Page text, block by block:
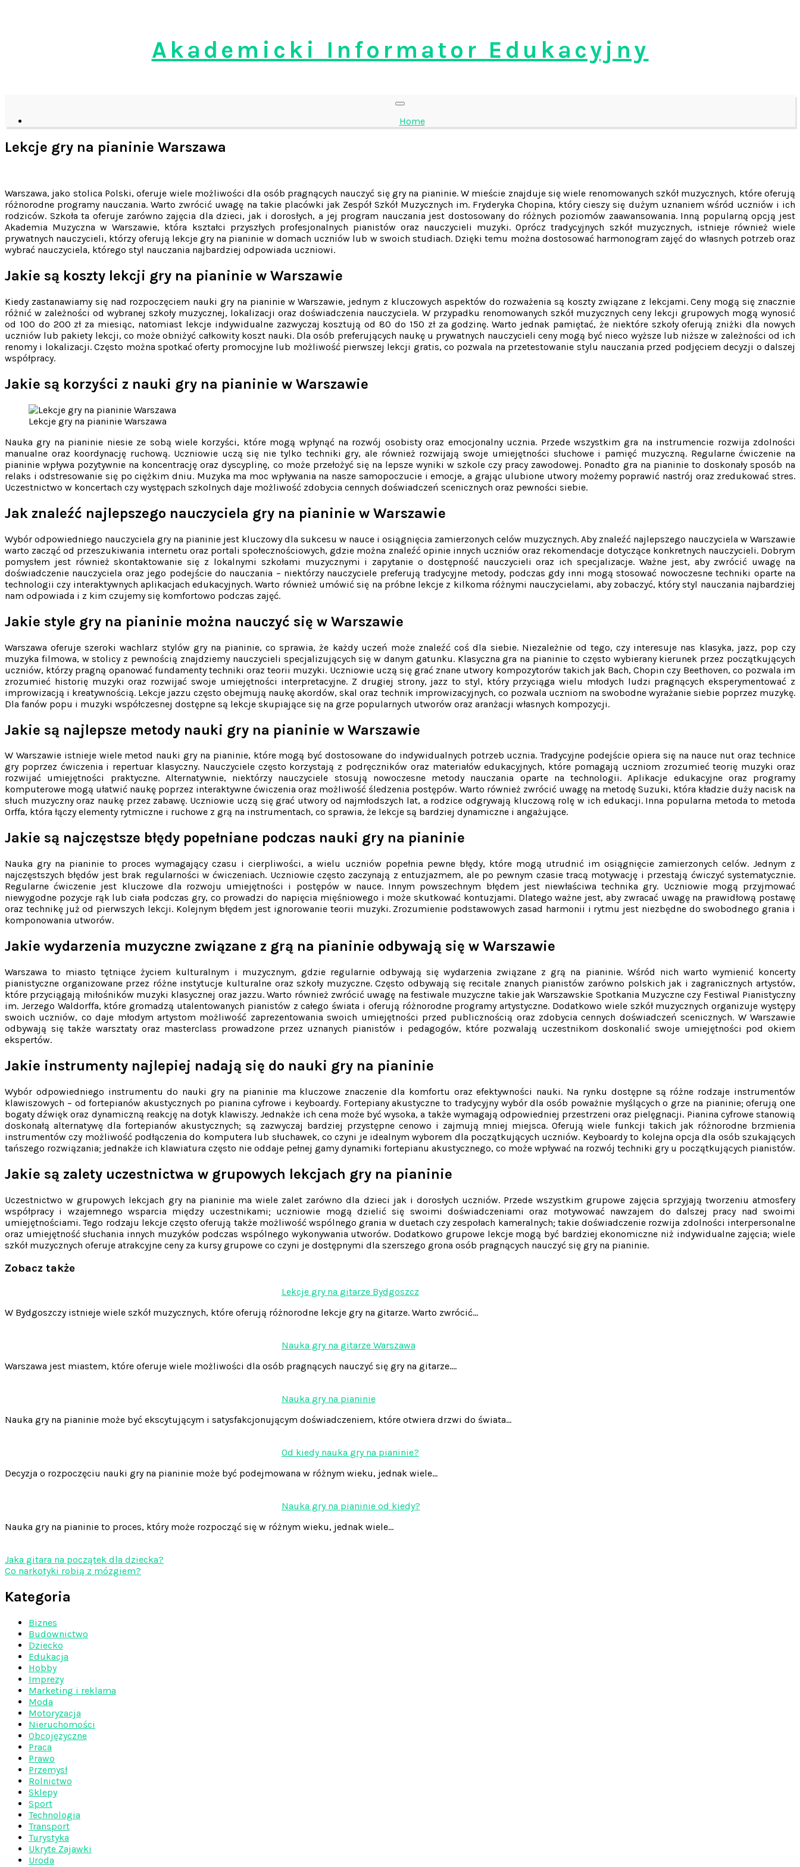
Akademicki Informator Edukacyjny
Home
Lekcje gry na pianinie Warszawa
Warszawa, jako stolica Polski, oferuje wiele możliwości dla osób pragnących nauczyć się gry na pianinie. W mieście znajduje się wiele renomowanych szkół muzycznych, które oferują
różnorodne programy nauczania. Warto zwrócić uwagę na takie placówki jak Zespół Szkół Muzycznych im. Fryderyka Chopina, który cieszy się dużym uznaniem wśród uczniów i ich
rodziców. Szkoła ta oferuje zarówno zajęcia dla dzieci, jak i dorosłych, a jej program nauczania jest dostosowany do różnych poziomów zaawansowania. Inną popularną opcją jest
Akademia Muzyczna w Warszawie, która kształci przyszłych profesjonalnych pianistów oraz nauczycieli muzyki. Oprócz tradycyjnych szkół muzycznych, istnieje również wiele
prywatnych nauczycieli, którzy oferują lekcje gry na pianinie w domach uczniów lub w swoich studiach. Dzięki temu można dostosować harmonogram zajęć do własnych potrzeb oraz
wybrać nauczyciela, którego styl nauczania najbardziej odpowiada uczniowi.
Jakie są koszty lekcji gry na pianinie w Warszawie
Kiedy zastanawiamy się nad rozpoczęciem nauki gry na pianinie w Warszawie, jednym z kluczowych aspektów do rozważenia są koszty związane z lekcjami. Ceny mogą się znacznie
różnić w zależności od wybranej szkoły muzycznej, lokalizacji oraz doświadczenia nauczyciela. W przypadku renomowanych szkół muzycznych ceny lekcji grupowych mogą wynosić
od 100 do 200 zł za miesiąc, natomiast lekcje indywidualne zazwyczaj kosztują od 80 do 150 zł za godzinę. Warto jednak pamiętać, że niektóre szkoły oferują zniżki dla nowych
uczniów lub pakiety lekcji, co może obniżyć całkowity koszt nauki. Dla osób preferujących naukę u prywatnych nauczycieli ceny mogą być nieco wyższe lub niższe w zależności od ich
renomy i lokalizacji. Często można spotkać oferty promocyjne lub możliwość pierwszej lekcji gratis, co pozwala na przetestowanie stylu nauczania przed podjęciem decyzji o dalszej
współpracy.
Jakie są korzyści z nauki gry na pianinie w Warszawie
Lekcje gry na pianinie Warszawa
Nauka gry na pianinie niesie ze sobą wiele korzyści, które mogą wpłynąć na rozwój osobisty oraz emocjonalny ucznia. Przede wszystkim gra na instrumencie rozwija zdolności
manualne oraz koordynację ruchową. Uczniowie uczą się nie tylko techniki gry, ale również rozwijają swoje umiejętności słuchowe i pamięć muzyczną. Regularne ćwiczenie na
pianinie wpływa pozytywnie na koncentrację oraz dyscyplinę, co może przełożyć się na lepsze wyniki w szkole czy pracy zawodowej. Ponadto gra na pianinie to doskonały sposób na
relaks i odstresowanie się po ciężkim dniu. Muzyka ma moc wpływania na nasze samopoczucie i emocje, a grając ulubione utwory możemy poprawić nastrój oraz zredukować stres.
Uczestnictwo w koncertach czy występach szkolnych daje możliwość zdobycia cennych doświadczeń scenicznych oraz pewności siebie.
Jak znaleźć najlepszego nauczyciela gry na pianinie w Warszawie
Wybór odpowiedniego nauczyciela gry na pianinie jest kluczowy dla sukcesu w nauce i osiągnięcia zamierzonych celów muzycznych. Aby znaleźć najlepszego nauczyciela w Warszawie
warto zacząć od przeszukiwania internetu oraz portali społecznościowych, gdzie można znaleźć opinie innych uczniów oraz rekomendacje dotyczące konkretnych nauczycieli. Dobrym
pomysłem jest również skontaktowanie się z lokalnymi szkołami muzycznymi i zapytanie o dostępność nauczycieli oraz ich specjalizacje. Ważne jest, aby zwrócić uwagę na
doświadczenie nauczyciela oraz jego podejście do nauczania – niektórzy nauczyciele preferują tradycyjne metody, podczas gdy inni mogą stosować nowoczesne techniki oparte na
technologii czy interaktywnych aplikacjach edukacyjnych. Warto również umówić się na próbne lekcje z kilkoma różnymi nauczycielami, aby zobaczyć, który styl nauczania najbardziej
nam odpowiada i z kim czujemy się komfortowo podczas zajęć.
Jakie style gry na pianinie można nauczyć się w Warszawie
Warszawa oferuje szeroki wachlarz stylów gry na pianinie, co sprawia, że każdy uczeń może znaleźć coś dla siebie. Niezależnie od tego, czy interesuje nas klasyka, jazz, pop czy
muzyka filmowa, w stolicy z pewnością znajdziemy nauczycieli specjalizujących się w danym gatunku. Klasyczna gra na pianinie to często wybierany kierunek przez początkujących
uczniów, którzy pragną opanować fundamenty techniki oraz teorii muzyki. Uczniowie uczą się grać znane utwory kompozytorów takich jak Bach, Chopin czy Beethoven, co pozwala im
zrozumieć historię muzyki oraz rozwijać swoje umiejętności interpretacyjne. Z drugiej strony, jazz to styl, który przyciąga wielu młodych ludzi pragnących eksperymentować z
improwizacją i kreatywnością. Lekcje jazzu często obejmują naukę akordów, skal oraz technik improwizacyjnych, co pozwala uczniom na swobodne wyrażanie siebie poprzez muzykę.
Dla fanów popu i muzyki współczesnej dostępne są lekcje skupiające się na grze popularnych utworów oraz aranżacji własnych kompozycji.
Jakie są najlepsze metody nauki gry na pianinie w Warszawie
W Warszawie istnieje wiele metod nauki gry na pianinie, które mogą być dostosowane do indywidualnych potrzeb ucznia. Tradycyjne podejście opiera się na nauce nut oraz technice
gry poprzez ćwiczenia i repertuar klasyczny. Nauczyciele często korzystają z podręczników oraz materiałów edukacyjnych, które pomagają uczniom zrozumieć teorię muzyki oraz
rozwijać umiejętności praktyczne. Alternatywnie, niektórzy nauczyciele stosują nowoczesne metody nauczania oparte na technologii. Aplikacje edukacyjne oraz programy
komputerowe mogą ułatwić naukę poprzez interaktywne ćwiczenia oraz możliwość śledzenia postępów. Warto również zwrócić uwagę na metodę Suzuki, która kładzie duży nacisk na
słuch muzyczny oraz naukę przez zabawę. Uczniowie uczą się grać utwory od najmłodszych lat, a rodzice odgrywają kluczową rolę w ich edukacji. Inna popularna metoda to metoda
Orffa, która łączy elementy rytmiczne i ruchowe z grą na instrumentach, co sprawia, że lekcje są bardziej dynamiczne i angażujące.
Jakie są najczęstsze błędy popełniane podczas nauki gry na pianinie
Nauka gry na pianinie to proces wymagający czasu i cierpliwości, a wielu uczniów popełnia pewne błędy, które mogą utrudnić im osiągnięcie zamierzonych celów. Jednym z
najczęstszych błędów jest brak regularności w ćwiczeniach. Uczniowie często zaczynają z entuzjazmem, ale po pewnym czasie tracą motywację i przestają ćwiczyć systematycznie.
Regularne ćwiczenie jest kluczowe dla rozwoju umiejętności i postępów w nauce. Innym powszechnym błędem jest niewłaściwa technika gry. Uczniowie mogą przyjmować
niewygodne pozycje rąk lub ciała podczas gry, co prowadzi do napięcia mięśniowego i może skutkować kontuzjami. Dlatego ważne jest, aby zwracać uwagę na prawidłową postawę
oraz technikę już od pierwszych lekcji. Kolejnym błędem jest ignorowanie teorii muzyki. Zrozumienie podstawowych zasad harmonii i rytmu jest niezbędne do swobodnego grania i
komponowania utworów.
Jakie wydarzenia muzyczne związane z grą na pianinie odbywają się w Warszawie
Warszawa to miasto tętniące życiem kulturalnym i muzycznym, gdzie regularnie odbywają się wydarzenia związane z grą na pianinie. Wśród nich warto wymienić koncerty
pianistyczne organizowane przez różne instytucje kulturalne oraz szkoły muzyczne. Często odbywają się recitale znanych pianistów zarówno polskich jak i zagranicznych artystów,
które przyciągają miłośników muzyki klasycznej oraz jazzu. Warto również zwrócić uwagę na festiwale muzyczne takie jak Warszawskie Spotkania Muzyczne czy Festiwal Pianistyczny
im. Jerzego Waldorffa, które gromadzą utalentowanych pianistów z całego świata i oferują różnorodne programy artystyczne. Dodatkowo wiele szkół muzycznych organizuje występy
swoich uczniów, co daje młodym artystom możliwość zaprezentowania swoich umiejętności przed publicznością oraz zdobycia cennych doświadczeń scenicznych. W Warszawie
odbywają się także warsztaty oraz masterclass prowadzone przez uznanych pianistów i pedagogów, które pozwalają uczestnikom doskonalić swoje umiejętności pod okiem
ekspertów.
Jakie instrumenty najlepiej nadają się do nauki gry na pianinie
Wybór odpowiedniego instrumentu do nauki gry na pianinie ma kluczowe znaczenie dla komfortu oraz efektywności nauki. Na rynku dostępne są różne rodzaje instrumentów
klawiszowych – od fortepianów akustycznych po pianina cyfrowe i keyboardy. Fortepiany akustyczne to tradycyjny wybór dla osób poważnie myślących o grze na pianinie; oferują one
bogaty dźwięk oraz dynamiczną reakcję na dotyk klawiszy. Jednakże ich cena może być wysoka, a także wymagają odpowiedniej przestrzeni oraz pielęgnacji. Pianina cyfrowe stanowią
doskonałą alternatywę dla fortepianów akustycznych; są zazwyczaj bardziej przystępne cenowo i zajmują mniej miejsca. Oferują wiele funkcji takich jak różnorodne brzmienia
instrumentów czy możliwość podłączenia do komputera lub słuchawek, co czyni je idealnym wyborem dla początkujących uczniów. Keyboardy to kolejna opcja dla osób szukających
tańszego rozwiązania; jednakże ich klawiatura często nie oddaje pełnej gamy dynamiki fortepianu akustycznego, co może wpływać na rozwój techniki gry u początkujących pianistów.
Jakie są zalety uczestnictwa w grupowych lekcjach gry na pianinie
Uczestnictwo w grupowych lekcjach gry na pianinie ma wiele zalet zarówno dla dzieci jak i dorosłych uczniów. Przede wszystkim grupowe zajęcia sprzyjają tworzeniu atmosfery
współpracy i wzajemnego wsparcia między uczestnikami; uczniowie mogą dzielić się swoimi doświadczeniami oraz motywować nawzajem do dalszej pracy nad swoimi
umiejętnościami. Tego rodzaju lekcje często oferują także możliwość wspólnego grania w duetach czy zespołach kameralnych; takie doświadczenie rozwija zdolności interpersonalne
oraz umiejętność słuchania innych muzyków podczas wspólnego wykonywania utworów. Dodatkowo grupowe lekcje mogą być bardziej ekonomiczne niż indywidualne zajęcia; wiele
szkół muzycznych oferuje atrakcyjne ceny za kursy grupowe co czyni je dostępnymi dla szerszego grona osób pragnących nauczyć się gry na pianinie.
Zobacz także
Lekcje gry na gitarze Bydgoszcz
W Bydgoszczy istnieje wiele szkół muzycznych, które oferują różnorodne lekcje gry na gitarze. Warto zwrócić…
Nauka gry na gitarze Warszawa
Warszawa jest miastem, które oferuje wiele możliwości dla osób pragnących nauczyć się gry na gitarze.…
Nauka gry na pianinie
Nauka gry na pianinie może być ekscytującym i satysfakcjonującym doświadczeniem, które otwiera drzwi do świata…
Od kiedy nauka gry na pianinie?
Decyzja o rozpoczęciu nauki gry na pianinie może być podejmowana w różnym wieku, jednak wiele…
Nauka gry na pianinie od kiedy?
Nauka gry na pianinie to proces, który może rozpocząć się w różnym wieku, jednak wiele…
wpisu
Jaka gitara na początek dla dziecka?
Co narkotyki robią z mózgiem?
Kategoria
Biznes
Budownictwo
Dziecko
Edukacja
Hobby
Imprezy
Marketing i reklama
Moda
Motoryzacja
Nieruchomości
Obcojęzyczne
Praca
Prawo
Przemysł
Rolnictwo
Sklepy
Sport
Technologia
Transport
Turystyka
Ukryte Zajawki
Uroda